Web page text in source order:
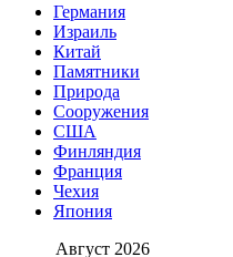
Германия
Израиль
Китай
Памятники
Природа
Сооружения
США
Финляндия
Франция
Чехия
Япония
Август 2026